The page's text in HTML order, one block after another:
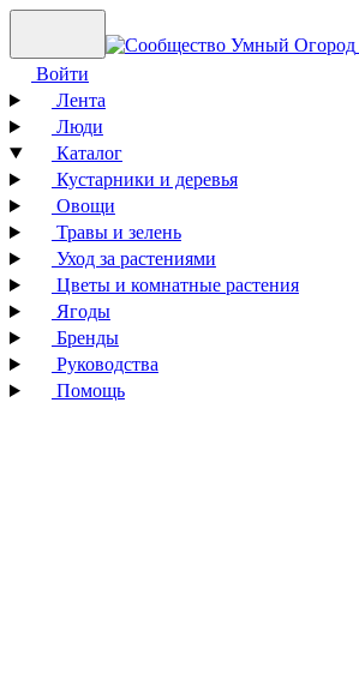
Войти
Лента
Люди
Каталог
Кустарники и деревья
Овощи
Травы и зелень
Уход за растениями
Цветы и комнатные растения
Ягоды
Бренды
Руководства
Помощь